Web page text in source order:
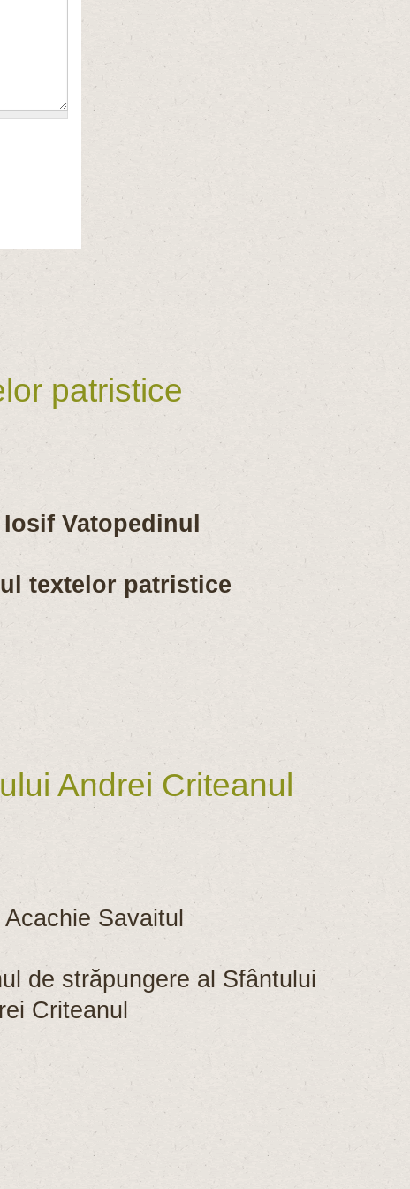
patristice
Vatopedinul
textelor patristice
Andrei Criteanul
Savaitul
de străpungere al Sfântului
Criteanul